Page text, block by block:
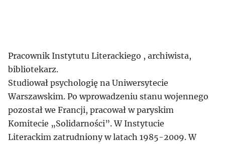
Pracownik Instytutu Literackiego , archiwista,
bibliotekarz.
Studiował psychologię na Uniwersytecie
Warszawskim. Po wprowadzeniu stanu wojennego
pozostał we Francji, pracował w paryskim
Komitecie „Solidarności”. W Instytucie
Literackim zatrudniony w latach 1985-2009. W